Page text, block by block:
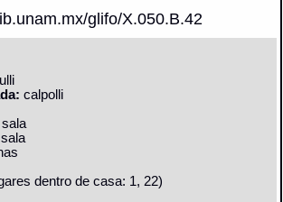
glifo/X.050.B.42
calpolli
sala
sala
dentro de casa: 1, 22)